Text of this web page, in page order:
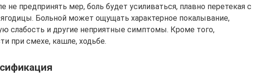
не предпринять мер, боль будет усиливаться, плавно перетекая с
Больной может ощущать характерное покалывание,
слабость и другие неприятные симптомы. Кроме того,
при смехе, кашле, ходьбе.